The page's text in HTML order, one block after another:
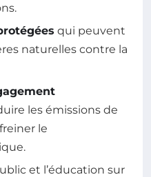
qui peuvent
naturelles contre la
les émissions de
le
et l’éducation sur